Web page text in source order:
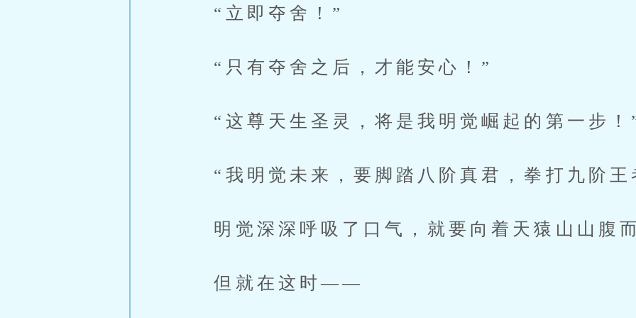
“立即夺舍！”
“只有夺舍之后，才能安心！”
“这尊天生圣灵，将是我明觉崛起的第一步！
“我明觉未来，要脚踏八阶真君，拳打九阶王
明觉深深呼吸了口气，就要向着天猿山山腹而
但就在这时——